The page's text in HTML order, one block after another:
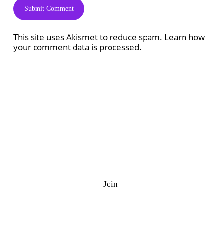
This site uses Akismet to reduce spam. Learn how
your comment data is processed.
Join